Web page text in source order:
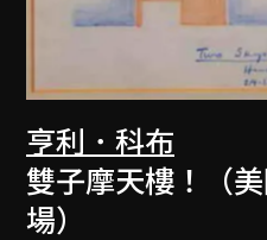
亨利．科布
雙子摩天樓！（
場）